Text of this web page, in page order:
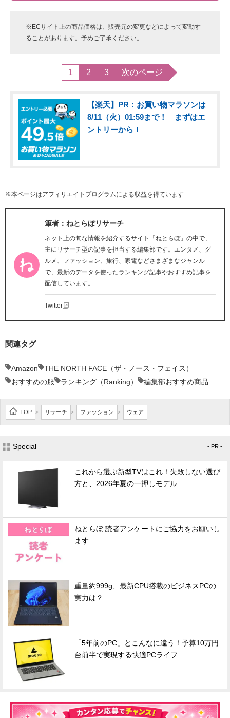
※ECサイト上の商品価格は、販売元の変更などによって変動す
ることがあります。予めご了承ください。
1 2 3 次のページ
【楽天】PR：お買い物マラソンは
8/11（火）01:59まで！ まずはエ
ントリーから！
※本ページはアフィリエイトプログラムによる収益を得ています
筆者：ねとらぼリサーチ
ネット上の旬な情報を紹介するサイト「ねとらぼ」の中で、
主にリサーチ型の記事を担当する編集部です。エンタメ、グ
ルメ、ファッション、旅行、家電などさまざまなジャンル
で、最新のデータを使ったランキング記事やおすすめ記事を
配信しています。
Twitter
関連タグ
Amazon
THE NORTH FACE（ザ・ノース・フェイス）
おすすめの服
ランキング（Ranking） 編集部おすすめ商品
TOP > リサーチ > ファッション > ウェア
Special - PR -
これから選ぶ新型TVはこれ！失敗しない選び
方と、2026年夏の一押しモデル
ねとらぼ 読者アンケートにご協力をお願いし
ます
重量約999g、最新CPU搭載のビジネスPCの
実力は？
「5年前のPC」とこんなに違う！予算10万円
台前半で実現する快適PCライフ